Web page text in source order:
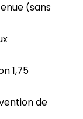
(sans
1,75
de